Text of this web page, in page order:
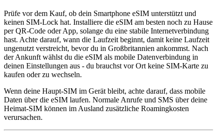
Prüfe vor dem Kauf, ob dein Smartphone eSIM unterstützt und
keinen SIM-Lock hat. Installiere die eSIM am besten noch zu Hause
per QR-Code oder App, solange du eine stabile Internetverbindung
hast. Achte darauf, wann die Laufzeit beginnt, damit keine Laufzeit
ungenutzt verstreicht, bevor du in Großbritannien ankommst. Nach
der Ankunft wählst du die eSIM als mobile Datenverbindung in
deinen Einstellungen aus - du brauchst vor Ort keine SIM-Karte zu
kaufen oder zu wechseln.
Wenn deine Haupt-SIM im Gerät bleibt, achte darauf, dass mobile
Daten über die eSIM laufen. Normale Anrufe und SMS über deine
Heimat-SIM können im Ausland zusätzliche Roamingkosten
verursachen.